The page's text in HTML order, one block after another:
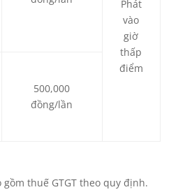
Phát
vào
giờ
thấp
điểm
500,000
đồng/lần
thuế GTGT theo quy định.